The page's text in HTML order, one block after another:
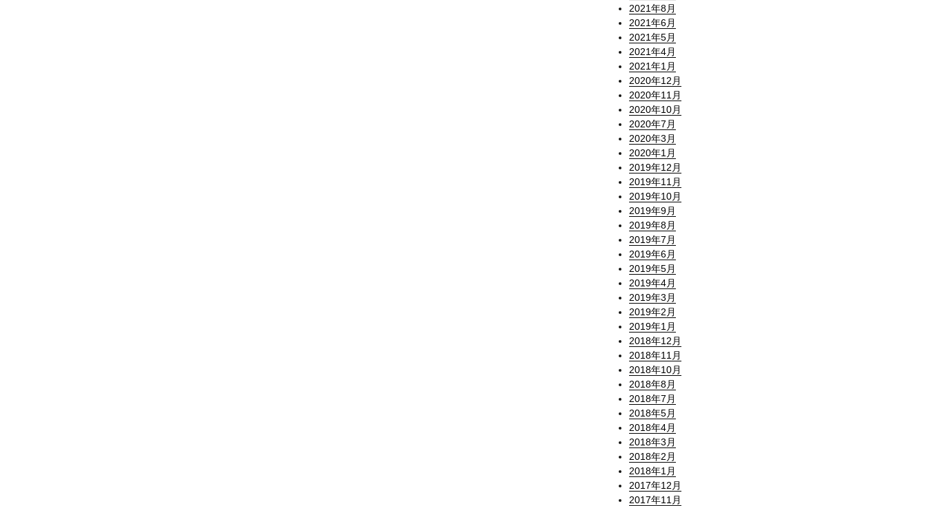
2021年8月
2021年6月
2021年5月
2021年4月
2021年1月
2020年12月
2020年11月
2020年10月
2020年7月
2020年3月
2020年1月
2019年12月
2019年11月
2019年10月
2019年9月
2019年8月
2019年7月
2019年6月
2019年5月
2019年4月
2019年3月
2019年2月
2019年1月
2018年12月
2018年11月
2018年10月
2018年8月
2018年7月
2018年5月
2018年4月
2018年3月
2018年2月
2018年1月
2017年12月
2017年11月